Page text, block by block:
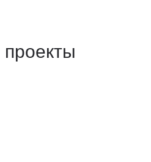
проекты